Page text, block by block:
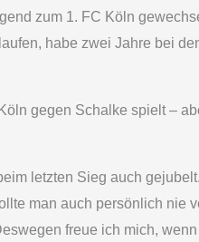
zum 1. FC Köln
habe zwei Jahre bei
gegen Schalke spielt –
letzten Sieg auch
man auch persönlich nie
freue ich mich,